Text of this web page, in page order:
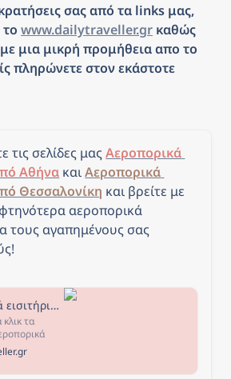
σας από τα links μας,
www.dailytraveller.gr καθώς
μια μικρή προμήθεια απο το
πληρώνετε στον εκάστοτε
τις σελίδες μας Αεροπορικά
Αθήνα και Αεροπορικά
Θεσσαλονίκη και βρείτε με
αεροπορικά
τους αγαπημένους σας
Αεροπορικά εισιτήρια από Αθήνα - The Daily Traveller
τα
Αθήνα για
σας
τον